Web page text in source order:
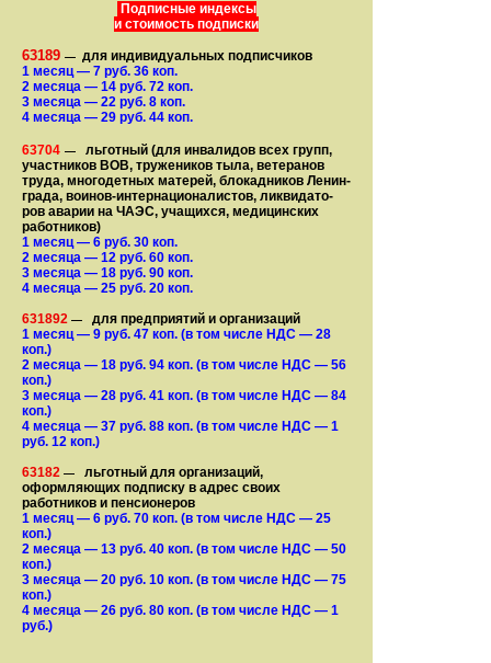
Подписные индексы
и стоимость подписки
63189 — для индивидуальных подписчиков
1 месяц— 7 руб. 36 коп.
2 месяца — 14 руб. 72 коп.
3 месяца — 22 руб. 8 коп.
4 месяца — 29 руб. 44 коп.
63704 —
льготный (для ин­ва­лидов всех групп,
участ­ников ВОВ, труже­ни­ков тыла, ветеранов
труда, мно­го­­детных матерей, бло­­кад­ни­ков Ле­нин­
града, воинов-интернаци­о­на­­ли­стов, лик­ви­да­то­
ров аварии на ЧАЭС, уча­щихся, медицинских
работников)
1 месяц— 6 руб. 30 коп.
2 месяца — 12 руб. 60 коп.
3 месяца — 18 руб. 90 коп.
4 месяца — 25 руб. 20 коп.
631892 —
для предприятий и организаций
1 месяц— 9 руб. 47 коп. (в том числе НДС — 28
коп.)
2 месяца — 18 руб. 94 коп. (в том числе НДС — 56
коп.)
3 месяца — 28 руб. 41 коп. (в том числе НДС — 84
коп.)
4 месяца — 37 руб. 88 коп. (в том числе НДС — 1
руб. 12 коп.)
63182 —
льготный для организаций,
оформляющих подписку в адрес своих
работников и пенсионеров
1 месяц— 6 руб. 70 коп. (в том числе НДС — 25
коп.)
2 месяца — 13 руб. 40 коп. (в том числе НДС — 50
коп.)
3 месяца — 20 руб. 10 коп. (в том числе НДС — 75
коп.)
4 месяца — 26 руб. 80 коп. (в том числе НДС — 1
руб.)